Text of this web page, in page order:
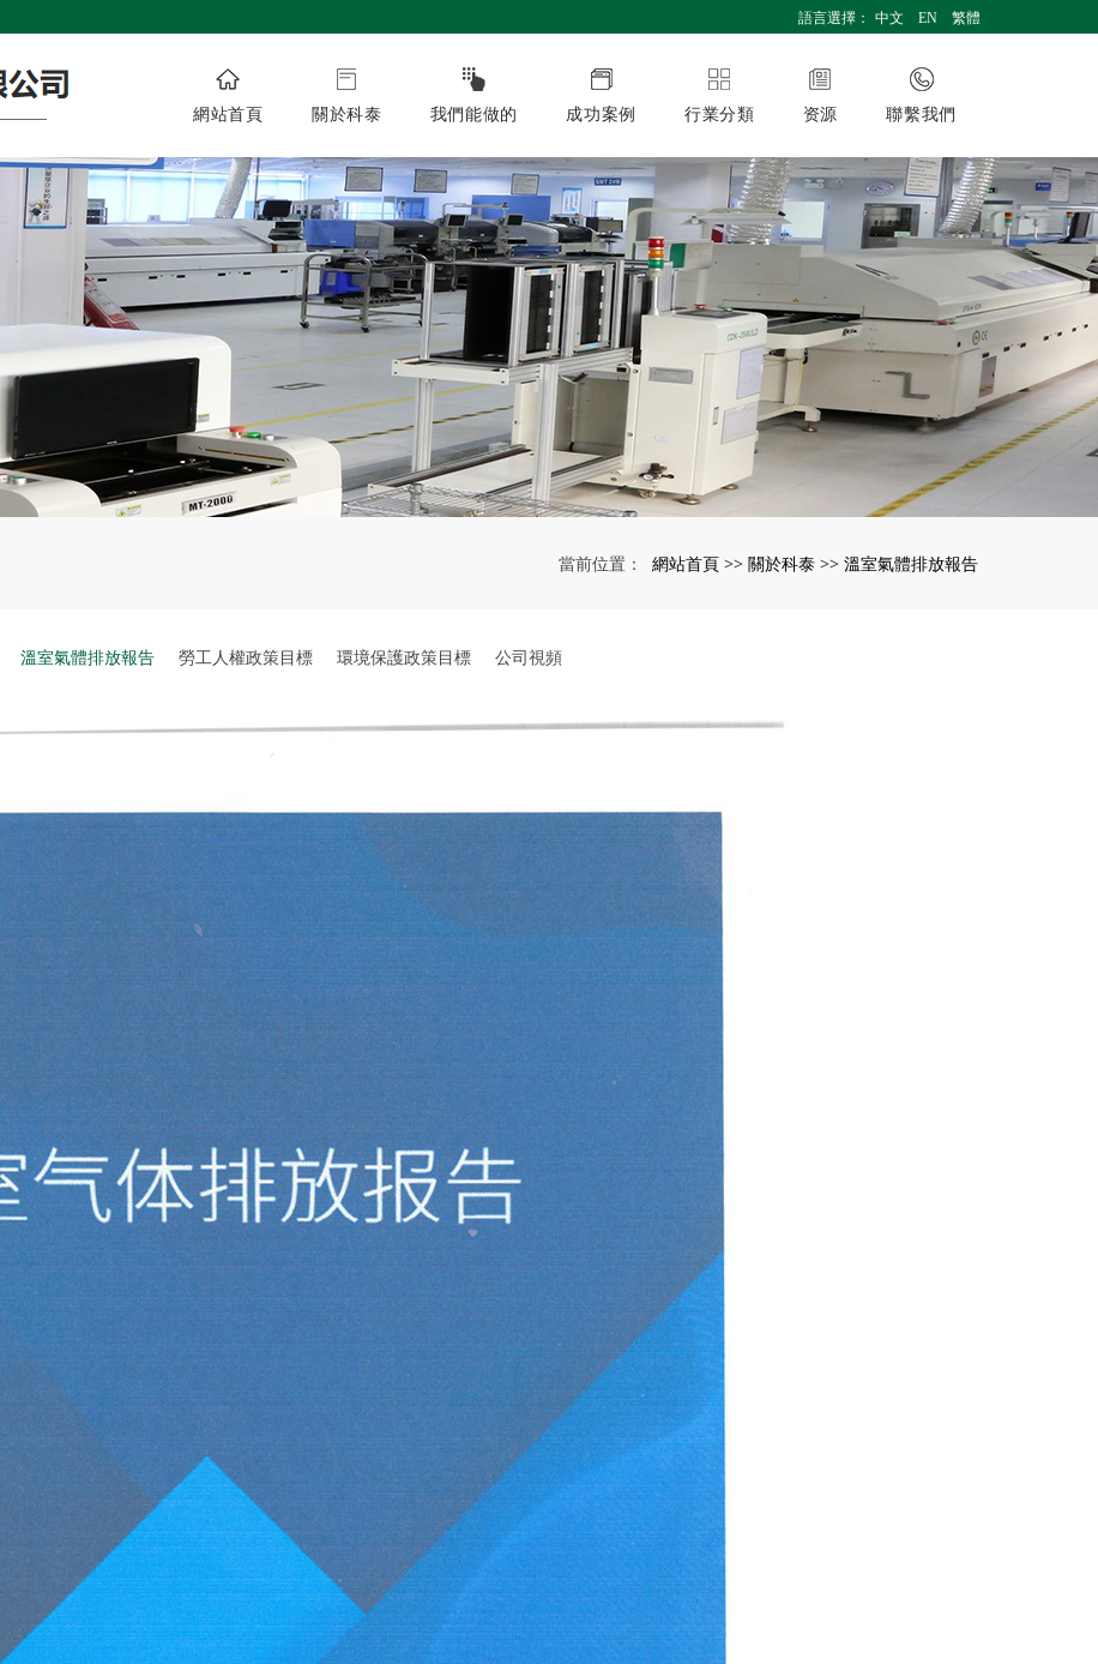
語言選擇： 中文 EN 繁體
網站首頁 關於科泰 我們能做的 成功案例 行業分類 资源 聯繫我們
當前位置： 網站首頁 >> 關於科泰 >> 溫室氣體排放報告
溫室氣體排放報告 勞工人權政策目標 環境保護政策目標 公司視頻